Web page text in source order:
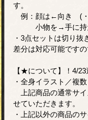
す。
例：顔は←向き (
小物を→手に持
・3点セットは切り
差分は対応可能です
【★について】！4/23
・全身イラスト／複
上記商品の通常サ
せていただきます。
・上記以外の商品の